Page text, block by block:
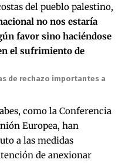
del pueblo palestino,
no nos estaría
favor sino haciéndose
el sufrimiento de
de rechazo importantes a
como la Conferencia
Europea, han
a las medidas
de anexionar